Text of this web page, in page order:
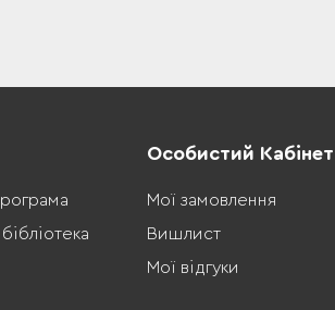
Особистий Кабінет
Мої замовлення
Вишлист
Мої відгуки